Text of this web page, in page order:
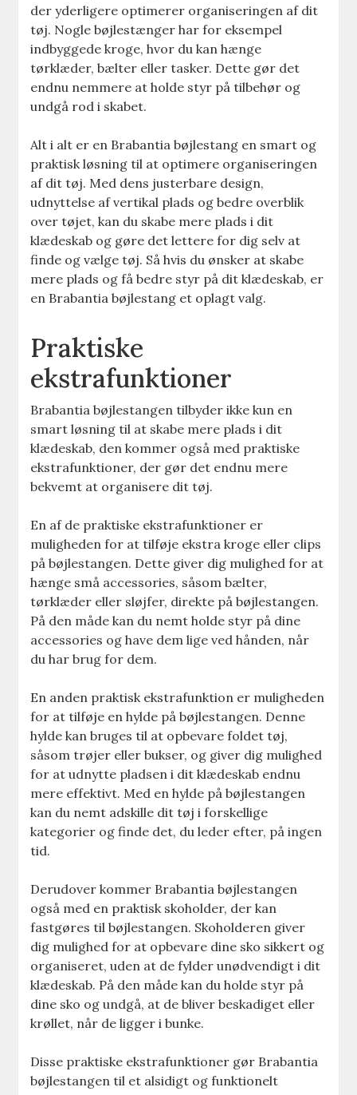
der yderligere optimerer organiseringen af dit
tøj. Nogle bøjlestænger har for eksempel
indbyggede kroge, hvor du kan hænge
tørklæder, bælter eller tasker. Dette gør det
endnu nemmere at holde styr på tilbehør og
undgå rod i skabet.
Alt i alt er en Brabantia bøjlestang en smart og
praktisk løsning til at optimere organiseringen
af dit tøj. Med dens justerbare design,
udnyttelse af vertikal plads og bedre overblik
over tøjet, kan du skabe mere plads i dit
klædeskab og gøre det lettere for dig selv at
finde og vælge tøj. Så hvis du ønsker at skabe
mere plads og få bedre styr på dit klædeskab, er
en Brabantia bøjlestang et oplagt valg.
Praktiske
ekstrafunktioner
Brabantia bøjlestangen tilbyder ikke kun en
smart løsning til at skabe mere plads i dit
klædeskab, den kommer også med praktiske
ekstrafunktioner, der gør det endnu mere
bekvemt at organisere dit tøj.
En af de praktiske ekstrafunktioner er
muligheden for at tilføje ekstra kroge eller clips
på bøjlestangen. Dette giver dig mulighed for at
hænge små accessories, såsom bælter,
tørklæder eller sløjfer, direkte på bøjlestangen.
På den måde kan du nemt holde styr på dine
accessories og have dem lige ved hånden, når
du har brug for dem.
En anden praktisk ekstrafunktion er muligheden
for at tilføje en hylde på bøjlestangen. Denne
hylde kan bruges til at opbevare foldet tøj,
såsom trøjer eller bukser, og giver dig mulighed
for at udnytte pladsen i dit klædeskab endnu
mere effektivt. Med en hylde på bøjlestangen
kan du nemt adskille dit tøj i forskellige
kategorier og finde det, du leder efter, på ingen
tid.
Derudover kommer Brabantia bøjlestangen
også med en praktisk skoholder, der kan
fastgøres til bøjlestangen. Skoholderen giver
dig mulighed for at opbevare dine sko sikkert og
organiseret, uden at de fylder unødvendigt i dit
klædeskab. På den måde kan du holde styr på
dine sko og undgå, at de bliver beskadiget eller
krøllet, når de ligger i bunke.
Disse praktiske ekstrafunktioner gør Brabantia
bøjlestangen til et alsidigt og funktionelt